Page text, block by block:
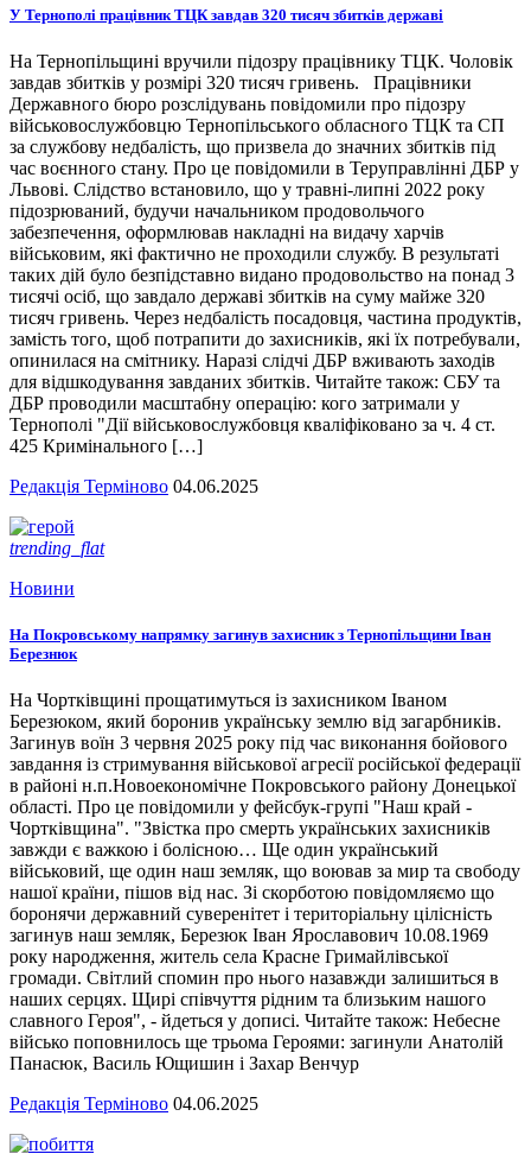
У Тернополі працівник ТЦК завдав 320 тисяч збитків державі
На Тернопільщині вручили підозру працівнику ТЦК. Чоловік
завдав збитків у розмірі 320 тисяч гривень. Працівники
Державного бюро розслідувань повідомили про підозру
військовослужбовцю Тернопільського обласного ТЦК та СП
за службову недбалість, що призвела до значних збитків під
час воєнного стану. Про це повідомили в Теруправлінні ДБР у
Львові. Слідство встановило, що у травні-липні 2022 року
підозрюваний, будучи начальником продовольчого
забезпечення, оформлював накладні на видачу харчів
військовим, які фактично не проходили службу. В результаті
таких дій було безпідставно видано продовольство на понад 3
тисячі осіб, що завдало державі збитків на суму майже 320
тисяч гривень. Через недбалість посадовця, частина продуктів,
замість того, щоб потрапити до захисників, які їх потребували,
опинилася на смітнику. Наразі слідчі ДБР вживають заходів
для відшкодування завданих збитків. Читайте також: СБУ та
ДБР проводили масштабну операцію: кого затримали у
Тернополі "Дії військовослужбовця кваліфіковано за ч. 4 ст.
425 Кримінального […]
Редакція Терміново 04.06.2025
trending_flat
Новини
На Покровському напрямку загинув захисник з Тернопільщини Іван
Березнюк
На Чортківщині прощатимуться із захисником Іваном
Березюком, який боронив українську землю від загарбників.
Загинув воїн 3 червня 2025 року під час виконання бойового
завдання із стримування військової агресії російської федерації
в районі н.п.Новоекономічне Покровського району Донецької
області. Про це повідомили у фейсбук-групі "Наш край -
Чортківщина". "Звістка про смерть українських захисників
завжди є важкою і болісною… Ще один український
військовий, ще один наш земляк, що воював за мир та свободу
нашої країни, пішов від нас. Зі скорботою повідомляємо що
боронячи державний суверенітет і територіальну цілісність
загинув наш земляк, Березюк Іван Ярославович 10.08.1969
року народження, житель села Красне Гримайлівської
громади. Світлий спомин про нього назавжди залишиться в
наших серцях. Щирі співчуття рідним та близьким нашого
славного Героя", - йдеться у дописі. Читайте також: Небесне
військо поповнилось ще трьома Героями: загинули Анатолій
Панасюк, Василь Ющишин і Захар Венчур
Редакція Терміново 04.06.2025